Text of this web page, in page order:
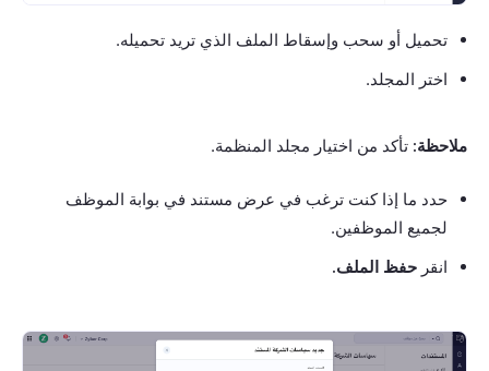
تحميل أو سحب وإسقاط الملف الذي تريد تحميله.
اختر المجلد.
ملاحظة: تأكد من اختيار مجلد المنظمة.
حدد ما إذا كنت ترغب في عرض مستند في بوابة الموظف
لجميع الموظفين.
انقر حفظ الملف.